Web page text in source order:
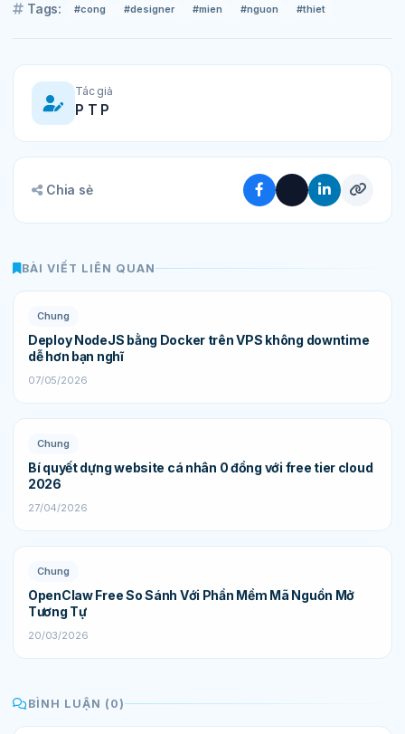
Tags: #cong #designer #mien #nguon #thiet
Tác giả
P T P
Chia sẻ
BÀI VIẾT LIÊN QUAN
Chung
Deploy NodeJS bằng Docker trên VPS không downtime
dễ hơn bạn nghĩ
07/05/2026
Chung
Bí quyết dựng website cá nhân 0 đồng với free tier cloud
2026
27/04/2026
Chung
OpenClaw Free So Sánh Với Phần Mềm Mã Nguồn Mở
Tương Tự
20/03/2026
BÌNH LUẬN (0)